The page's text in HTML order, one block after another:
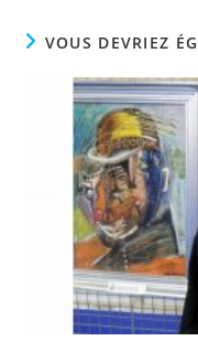
VOUS DEVRIEZ